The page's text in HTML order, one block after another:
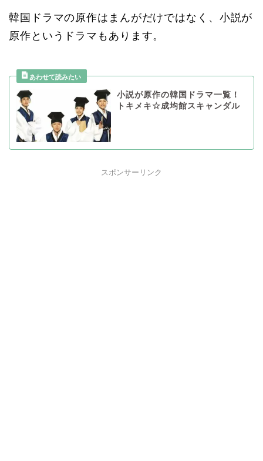
韓国ドラマの原作はまんがだけではなく、小説が
原作というドラマもあります。
小説が原作の韓国ドラマ一覧！
トキメキ☆成均館スキャンダル
スポンサーリンク